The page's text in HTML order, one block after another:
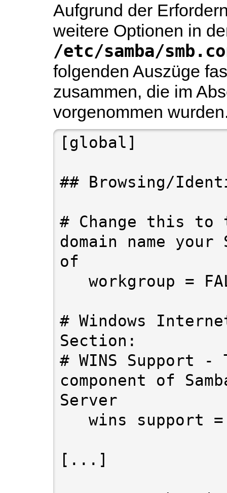
Aufgrund der
weitere Optionen in
/etc/samba/
folgenden Auszüge
zusammen, die im
vorgenommen
[global]
## Browsing/
# Change this to
domain name
of
# Windows
Section:
# WINS Support -
component of
Server
wins support
[...]